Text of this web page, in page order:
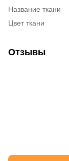
Название ткани
Цвет ткани
Отзывы